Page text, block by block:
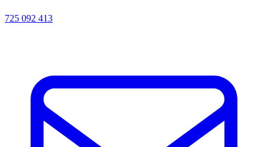
725 092 413